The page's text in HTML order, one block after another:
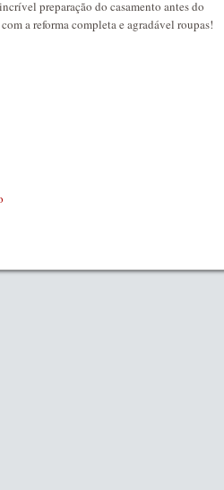
preparação do casamento antes do
a reforma completa e agradável roupas!